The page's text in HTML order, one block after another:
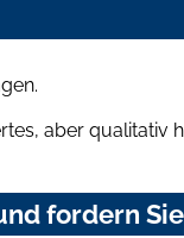
aber qualitativ
fordern